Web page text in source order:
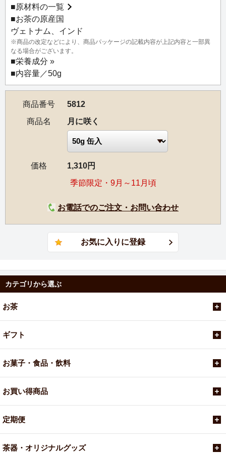
■原材料の一覧
■お茶の原産国
ヴェトナム、インド
※商品の改定などにより、商品パッケージの記載内容が上記内容と一部異
なる場合がございます。
■栄養成分 »
■内容量／50g
商品番号
5812
商品名
月に咲く
価格
1,310円
季節限定・9月～11月頃
お電話でのご注文・お問い合わせ
カテゴリから選ぶ
お茶
ギフト
お菓子・食品・飲料
お買い得商品
定期便
茶器・オリジナルグッズ